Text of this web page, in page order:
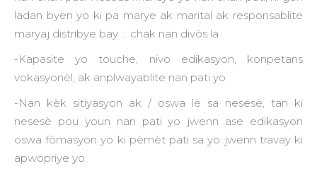
ladan byen yo ki pa marye ak marital ak responsablite
maryaj distribye bay ... chak nan divòs la
-Kapasite yo touche, nivo edikasyon, konpetans
vokasyonèl, ak anplwayablite nan pati yo
-Nan kèk sitiyasyon ak / oswa lè sa nesesè, tan ki
nesesè pou youn nan pati yo jwenn ase edikasyon
oswa fòmasyon yo ki pèmèt pati sa yo jwenn travay ki
apwopriye yo.